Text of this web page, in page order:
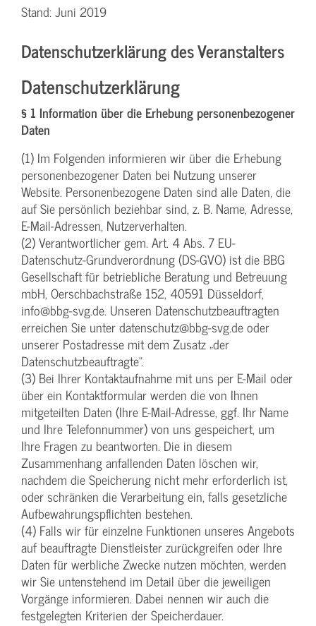
Stand: Juni 2019
Datenschutzerklärung des Veranstalters
Datenschutzerklärung
§ 1 Information über die Erhebung personenbezogener
Daten
(1) Im Folgenden informieren wir über die Erhebung
personenbezogener Daten bei Nutzung unserer
Website. Personenbezogene Daten sind alle Daten, die
auf Sie persönlich beziehbar sind, z. B. Name, Adresse,
E-Mail-Adressen, Nutzerverhalten.
(2) Verantwortlicher gem. Art. 4 Abs. 7 EU-
Datenschutz-Grundverordnung (DS-GVO) ist die BBG
Gesellschaft für betriebliche Beratung und Betreuung
mbH, Oerschbachstraße 152, 40591 Düsseldorf,
info@bbg-svg.de. Unseren Datenschutzbeauftragten
erreichen Sie unter datenschutz@bbg-svg.de oder
unserer Postadresse mit dem Zusatz „der
Datenschutzbeauftragte“.
(3) Bei Ihrer Kontaktaufnahme mit uns per E-Mail oder
über ein Kontaktformular werden die von Ihnen
mitgeteilten Daten (Ihre E-Mail-Adresse, ggf. Ihr Name
und Ihre Telefonnummer) von uns gespeichert, um
Ihre Fragen zu beantworten. Die in diesem
Zusammenhang anfallenden Daten löschen wir,
nachdem die Speicherung nicht mehr erforderlich ist,
oder schränken die Verarbeitung ein, falls gesetzliche
Aufbewahrungspflichten bestehen.
(4) Falls wir für einzelne Funktionen unseres Angebots
auf beauftragte Dienstleister zurückgreifen oder Ihre
Daten für werbliche Zwecke nutzen möchten, werden
wir Sie untenstehend im Detail über die jeweiligen
Vorgänge informieren. Dabei nennen wir auch die
festgelegten Kriterien der Speicherdauer.